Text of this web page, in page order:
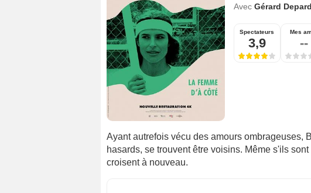
Avec Gérard
Spectateurs
3,9
Mes
--
Ayant autrefois vécu des amours ombrageuses,
hasards, se trouvent être voisins. Même s'ils
croisent à nouveau.